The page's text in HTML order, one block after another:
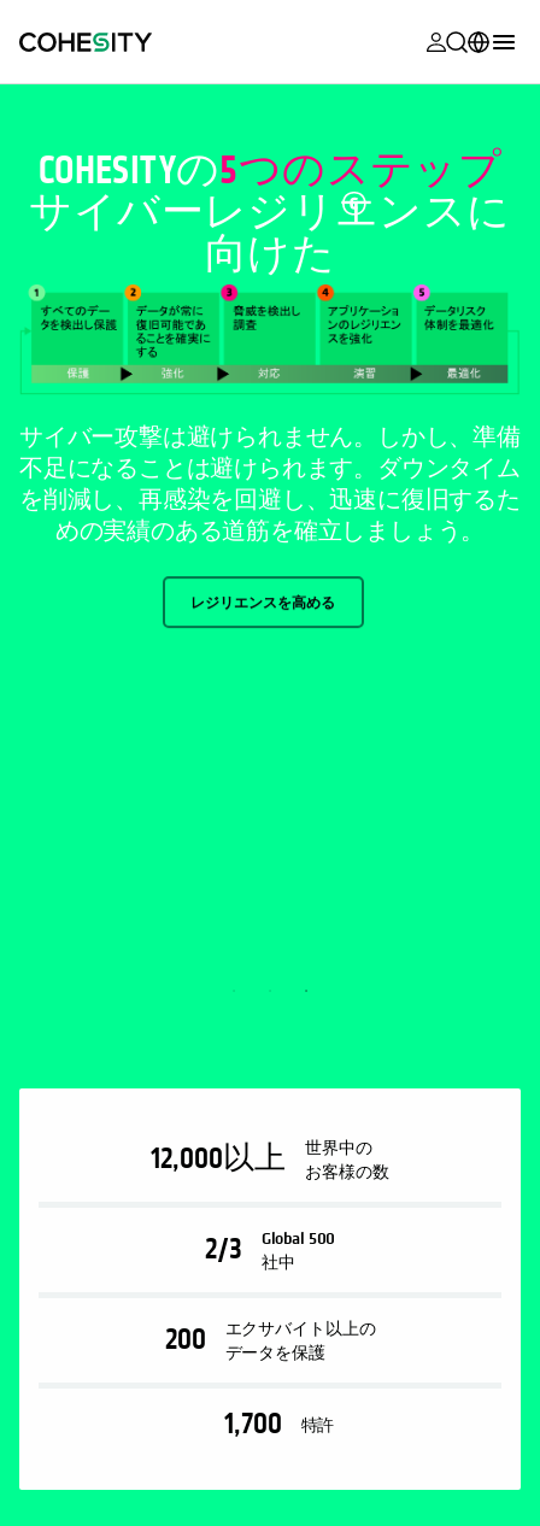
新しいタ
新しいタ
Alta
新しいタ
新しいタ
製品に関す
ドキュメン
新しいタ
アカデミー
新しいタ
Community
新しいタ
パートナー
新しいタ
English (U.S.)
Deutsch (Germany)
Português (Brazil)
한국어 (South
Korea)
Español (Spain)
COHESITYの5つのステップ
サイバーレジリエンスに
向けた
サイバー攻撃は避けられません。しかし、準備
不足になることは避けられます。ダウンタイム
を削減し、再感染を回避し、迅速に復旧するた
めの実績のある道筋を確立しましょう。
レジリエンスを高める
12,000以上
世界中の
お客様の数
2/3
Global 500
社中
200
エクサバイト以上の
データを保護
1,700 特許